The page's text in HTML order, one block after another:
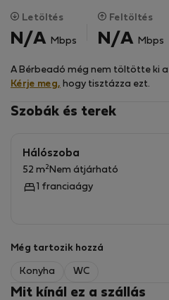
A lakás kínál - tágas nappali
mosogatógéppel, az
hálószoba beépített
Letöltés
N/A Mbps
Feltöltés
N/A Mbps
A Bérbeadó még nem töltötte ki
Kérje meg, hogy tisztázza ezt.
Szobák és terek
Hálószoba
52 m2 Nem átjárható
1 franciaágy
Még tartozik hozzá
Konyha WC
Mit kínál ez a szállás